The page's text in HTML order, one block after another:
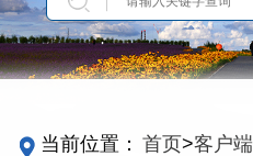
当前位置： 首页>客户端